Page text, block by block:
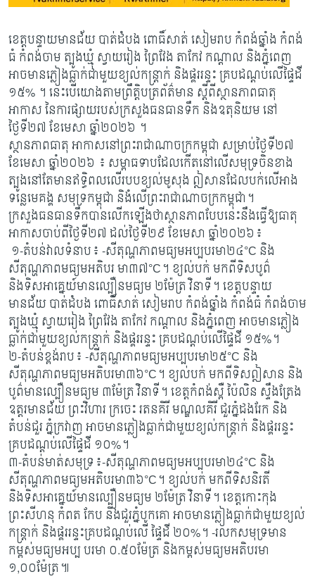
ខេត្តបន្ទាយមានជ័យ បាត់ដំបង ពោធិ៍សាត់ សៀមរាប កំពង់ឆ្នាំង កំពង់
ធំ កំពង់ចាម ត្បូងឃ្មុំ ស្វាយរៀង ព្រៃវែង តាកែវ កណ្តាល និងភ្នំពេញ
អាចមានភ្លៀងធ្លាក់ជាមួយខ្យល់កន្ត្រាក់ និងផ្គររន្ទះ គ្របដណ្តប់លើផ្ទៃដី
១៥% ។ នេះបើយោងតាមព្រឹត្តិបត្រព័ត៌មាន ស្តីពីស្ថានភាពធាតុ
អាកាស នៃការផ្សាយរបស់ក្រសួងធនធានទឹក និងឧតុនិយម នៅ
ថ្ងៃទី២៧ ខែមេសា ឆ្នាំ២០២៦ ។
ស្ថានភាពធាតុ អាកាសនៅព្រះរាជាណាចក្រកម្ពុជា សម្រាប់ថ្ងៃទី២៧
ខែមេសា ឆ្នាំ២០២៦ ៖ សម្ពាធទាបដែលកើតនៅលើសមុទ្រចិនខាង
ត្បូងនៅតែមានឥទ្ធិពលលើរបបខ្យល់មូសុង ឦសានដែលបក់លើអាង
ទន្លេមេគង្គ សមុទ្រកម្ពុជា និងំលើព្រះរាជាណាចក្រកម្ពុជា។
ក្រសួងធនធានទឹកបានលើកឡើងថាស្ថានភាពបែបនេះនឹងធ្វើឱ្យធាតុ
អាកាសចាប់ពីថ្ងៃទី២៧ ដល់ថ្ងៃទី២៩ ខែមេសា ឆ្នាំ២០២៦៖
១-តំបន់វាលទំនាប៖ -សីតុណ្ហភាពមធ្យមអប្បបរមា២៤°C និង
សីតុណ្ហភាពមធ្យមអតិបរ មា៣៧°C។ ខ្យល់បក់ មកពីទិសបូព៌
និងទិសអាគ្នេយ៍មានល្បឿនមធ្យម ២ម៉ែត្រ វិនាទី។ ខេត្តបន្ទាយ
មានជ័យ បាត់ដំបង ពោធិ៍សាត់ សៀមរាប កំពង់ឆ្នាំង កំពង់ធំ កំពង់ចាម
ត្បូងឃ្មុំ ស្វាយរៀង ព្រៃវែង តាកែវ កណ្តាល និងភ្នំពេញ អាចមានភ្លៀង
ធ្លាក់ជាមួយខ្យល់កន្ត្រាក់ និងផ្គររន្ទះ គ្របដណ្តប់លើផ្ទៃដី ១៥%។
២-តំបន់ខ្ពង់រាប៖ -សីតុណ្ហភាពមធ្យមអប្បបរមា២៥°C និង
សីតុណ្ហភាពមធ្យមអតិបរមា៣៦°C។ ខ្យល់បក់ មកពីទិសឦសាន និង
បូព៌មានល្បឿនមធ្យម ៣ម៉ែត្រ វិនាទី។ ខេត្តកំពង់ស្ពឺ ប៉ៃលិន ស្ទឹងត្រែង
ឧត្តរមានជ័យ ព្រះវិហារ ក្រចេះ រតនគិរី មណ្ឌលគិរី ជួរភ្នំដងរែក និង
តំបន់ជួរ ភ្នំក្រវាញ អាចមានភ្លៀងធ្លាក់ជាមួយខ្យល់កន្ត្រាក់ និងផ្គររន្ទះ
គ្របដណ្តប់លើផ្ទៃដី ១០%។
៣-តំបន់មាត់សមុទ្រ៖-សីតុណ្ហភាពមធ្យមអប្បបរមា២៤°C និង
សីតុណ្ហភាពមធ្យមអតិបរមា៣៦°C។ ខ្យល់បក់ មកពីទិសនិរតី
និងទិសអាគ្នេយ៍មានល្បឿនមធ្យម ២ម៉ែត្រ វិនាទី។ ខេត្តកោះកុង
ព្រះសីហនុ កំពត កែប និងជួរភ្នំបូកគោ អាចមានភ្លៀងធ្លាក់ជាមួយខ្យល់
កន្ត្រាក់ និងផ្គររន្ទះគ្របដណ្តប់លើ ផ្ទៃដី ២០%។ -រលកសមុទ្រមាន
កម្ពស់មធ្យមអប្ប បរមា ០.៥០ម៉ែត្រ និងកម្ពស់មធ្យមអតិបរមា
១,០០ម៉ែត្រ៕